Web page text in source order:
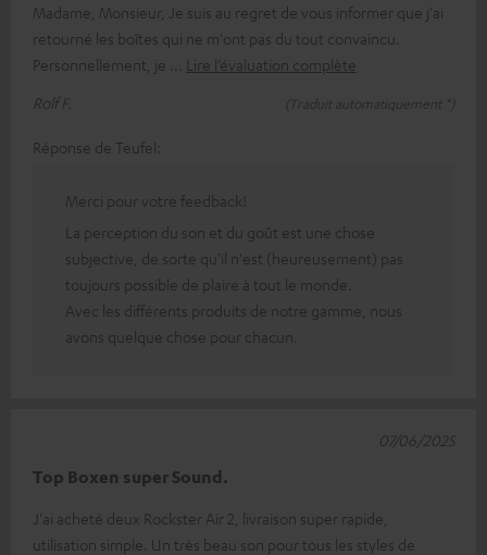
Madame, Monsieur, Je suis au regret de vous informer que j'ai
retourné les boîtes qui ne m'ont pas du tout convaincu.
Personnellement, je
Lire l’évaluation complète
Rolf F.
(Traduit automatiquement *)
Réponse de Teufel:
Merci pour votre feedback!
La perception du son et du goût est une chose
subjective, de sorte qu'il n'est (heureusement) pas
toujours possible de plaire à tout le monde.
Avec les différents produits de notre gamme, nous
avons quelque chose pour chacun.
Top Boxen super Sound.
J'ai acheté deux Rockster Air 2, livraison super rapide,
utilisation simple. Un très beau son pour tous les styles de
07/06/2025